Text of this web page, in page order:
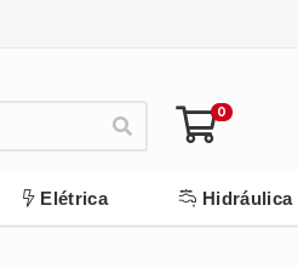
0
Elétrica Hidráulica